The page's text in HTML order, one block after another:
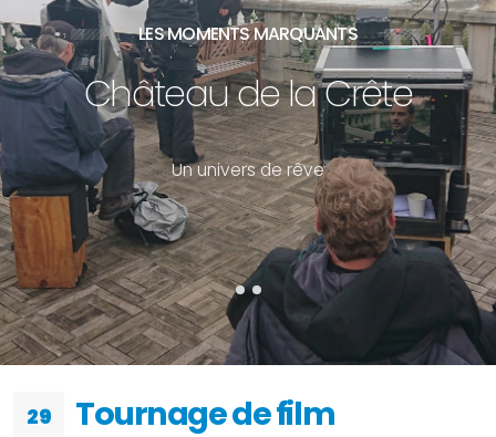
LES MOMENTS MARQUANTS
Château de la Crête
Ununiversde rêve
29 Tournage de film